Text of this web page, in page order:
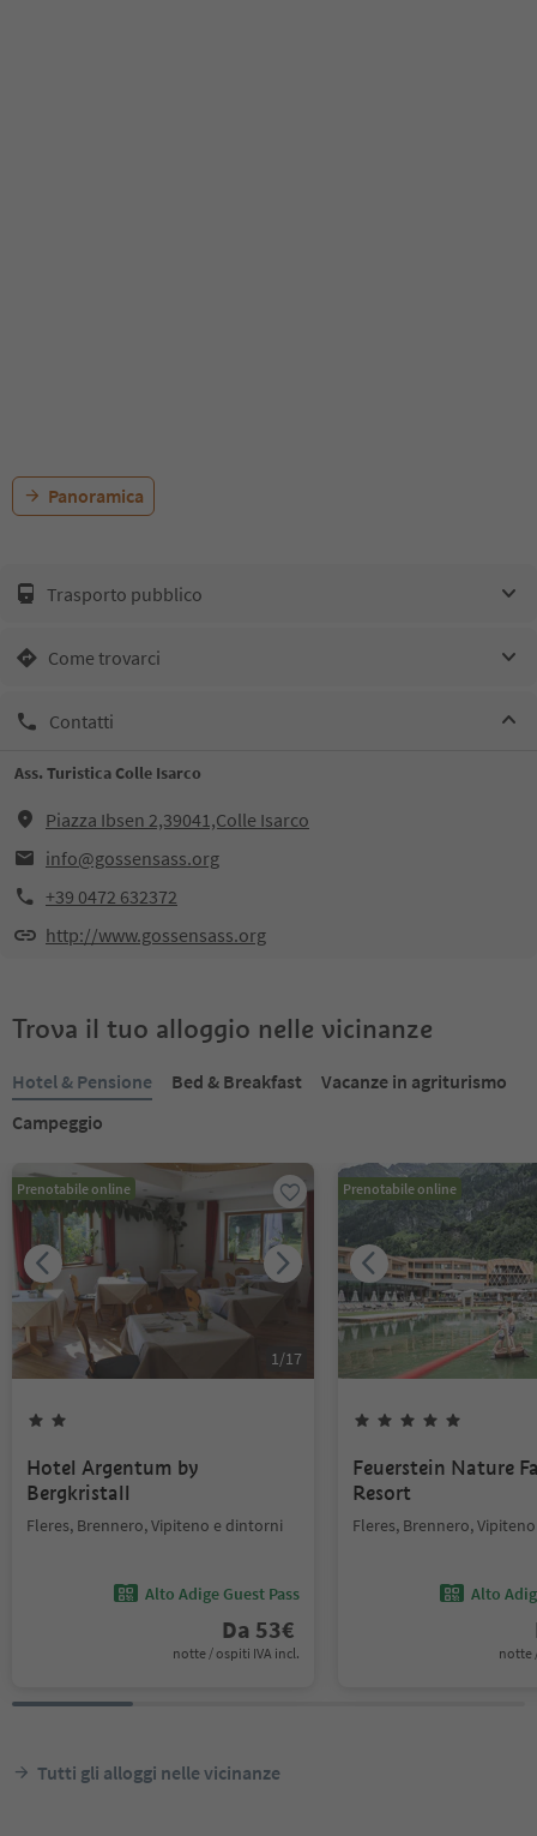
Panoramica
Trasporto pubblico
Come trovarci
Contatti
Ass. Turistica Colle Isarco
Piazza Ibsen 2,39041,Colle Isarco
info@gossensass.org
+39 0472 632372
http://www.gossensass.org
Trova il tuo alloggio nelle vicinanze
Hotel & Pensione Bed & Breakfast
Vacanze in agriturismo
Campeggio
Prenotabile online
1/17
Hotel Argentum by
Bergkristall
Fleres, Brennero, Vipiteno e dintorni
Alto Adige Guest Pass
Da 53€
notte / ospiti IVA incl.
Prenotabile online
Feuerstein Nature
Resort
Fleres, Brennero,
Alto
notte
Tutti gli alloggi nelle vicinanze